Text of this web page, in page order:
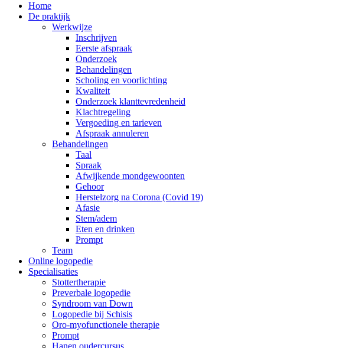
Home
De praktijk
Werkwijze
Inschrijven
Eerste afspraak
Onderzoek
Behandelingen
Scholing en voorlichting
Kwaliteit
Onderzoek klanttevredenheid
Klachtregeling
Vergoeding en tarieven
Afspraak annuleren
Behandelingen
Taal
Spraak
Afwijkende mondgewoonten
Gehoor
Herstelzorg na Corona (Covid 19)
Afasie
Stem/adem
Eten en drinken
Prompt
Team
Online logopedie
Specialisaties
Stottertherapie
Preverbale logopedie
Syndroom van Down
Logopedie bij Schisis
Oro-myofunctionele therapie
Prompt
Hanen oudercursus